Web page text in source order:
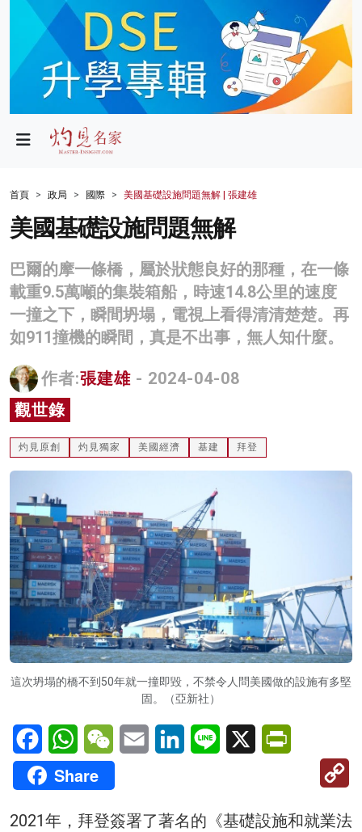
政局
財經
生活
商業
科技
名家榜
灼見活動
關於我們
首頁 政局 國際 美國基礎設施問題無解 | 張建雄
美國基礎設施問題無解
巴爾的摩一條橋，屬於狀態良好的那種，在一條
載重9.5萬噸的集裝箱船，時速14.8公里的速度
一撞之下，瞬間坍塌，電視上看得清清楚楚。再
如911撞機的瞬間，真是不出事，無人知什麼。
作者:張建雄 - 2024-04-08
觀世錄
灼見原創 灼見獨家 美國經濟 基建 拜登
這次坍塌的橋不到50年就一撞即毀，不禁令人問美國做的設施有多堅
固。（亞新社）
FacebookWhatsAppWeChatEmail LinkedInLine X
Share
2021年，拜登簽署了著名的《基礎設施和就業法